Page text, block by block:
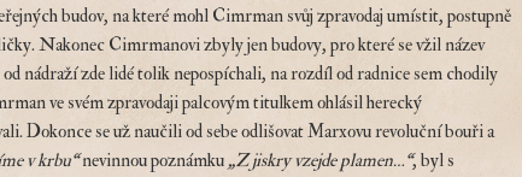
budov, na které mohl Cimrman svůj zpravodaj umístit, postupně
Nakonec Cimrmanovi zbyly jen budovy, pro které se vžil název
nádraží zde lidé tolik nepospíchali, na rozdíl od radnice sem chodily
ve svém zpravodaji palcovým titulkem ohlásil herecký
Dokonce se už naučili od sebe odlišovat Marxovu revoluční bouři a
v krbu“nevinnou poznámku „Z jiskry vzejde plamen…“, byl s